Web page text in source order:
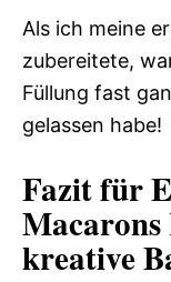
Als ich meine
zubereitete,
Füllung fast
gelassen habe!
Fazit für
Macarons
kreative